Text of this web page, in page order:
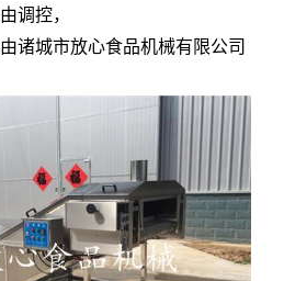
调控，
诸城市放心食品机械有限公司